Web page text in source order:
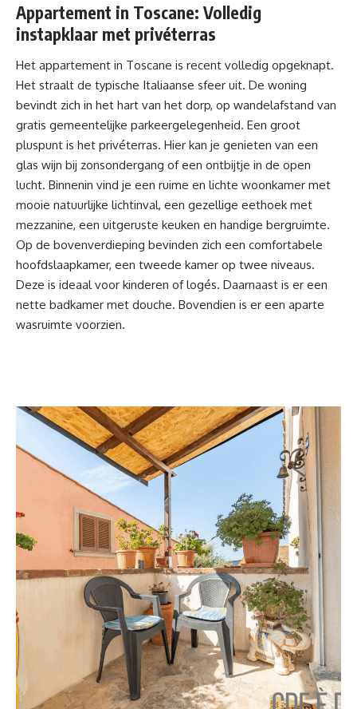
Appartement in Toscane: Volledig
instapklaar met privéterras
Het appartement in Toscane is recent volledig opgeknapt.
Het straalt de typische Italiaanse sfeer uit. De woning
bevindt zich in het hart van het dorp, op wandelafstand van
gratis gemeentelijke parkeergelegenheid. Een groot
pluspunt is het privéterras. Hier kan je genieten van een
glas wijn bij zonsondergang of een ontbijtje in de open
lucht. Binnenin vind je een ruime en lichte woonkamer met
mooie natuurlijke lichtinval, een gezellige eethoek met
mezzanine, een uitgeruste keuken en handige bergruimte.
Op de bovenverdieping bevinden zich een comfortabele
hoofdslaapkamer, een tweede kamer op twee niveaus.
Deze is ideaal voor kinderen of logés. Daarnaast is er een
nette badkamer met douche. Bovendien is er een aparte
wasruimte voorzien.